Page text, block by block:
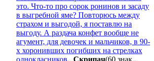
это. Что-то про сорок ронинов и засаду
в выгребной яме? Повторюсь между
страхом и выгодой, я поставлю на
выгоду. А раздача конфет вообще не
агумент, для девочек и мальчиков, в 90-
х хоронивших погибших на стрелках
однокласников. Cкpипaч(60 знак.,